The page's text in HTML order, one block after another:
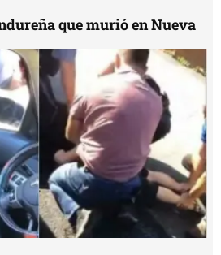
de un auto para arrestar a